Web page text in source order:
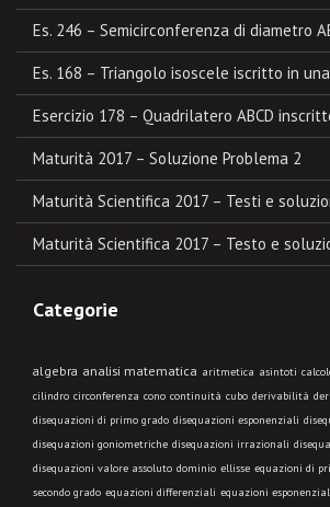
Es. 246 – Semicirconferenza di diametro
Es. 168 – Triangolo isoscele iscritto in
Esercizio 178 – Quadrilatero ABCD
Maturità 2017 – Soluzione Problema 2
Maturità Scientifica 2017 – Testi e
Maturità Scientifica 2017 – Testo e
Categorie
algebra analisi matematica aritmetica asintoti
cilindro circonferenza cono continuità cubo derivabilità
disequazioni di primo grado disequazioni esponenziali
disequazioni goniometriche disequazioni irrazionali
disequazioni valore assoluto dominio ellisse equazioni di
secondo grado equazioni differenziali equazioni